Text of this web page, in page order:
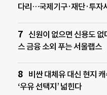
다리…국제기구·재단·투자
신원이 없으면 신용도
스 금융 소외 푸는 서울랩스
비싼 대체유 대신 현지
‘우유 선택지’ 넓힌다